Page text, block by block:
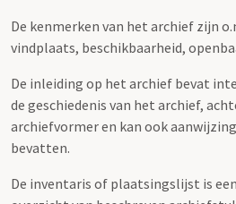
De kenmerken van het archief zijn
vindplaats, beschikbaarheid,
De inleiding op het archief bevat
de geschiedenis van het archief,
archiefvormer en kan ook
bevatten.
De inventaris of plaatsingslijst is